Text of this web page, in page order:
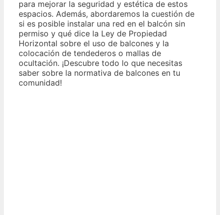
para mejorar la seguridad y estética de estos
espacios. Además, abordaremos la cuestión de
si es posible instalar una red en el balcón sin
permiso y qué dice la Ley de Propiedad
Horizontal sobre el uso de balcones y la
colocación de tendederos o mallas de
ocultación. ¡Descubre todo lo que necesitas
saber sobre la normativa de balcones en tu
comunidad!